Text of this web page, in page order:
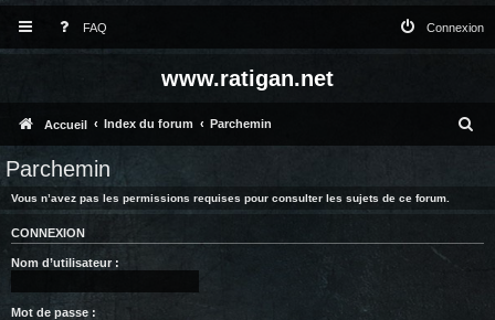
FAQ Connexion
www.ratigan.net
Accueil Index du forum Parchemin
e
Parchemin
Vous n’avez pas les permissions requises pour consulter les sujets de ce forum.
CONNEXION
Nom d’utilisateur :
Mot de passe :